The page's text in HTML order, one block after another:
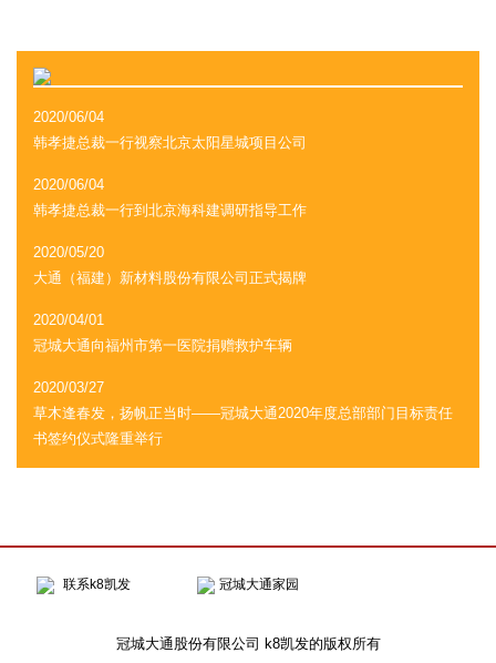
2020/06/04
韩孝捷总裁一行视察北京太阳星城项目公司
2020/06/04
韩孝捷总裁一行到北京海科建调研指导工作
2020/05/20
大通（福建）新材料股份有限公司正式揭牌
2020/04/01
冠城大通向福州市第一医院捐赠救护车辆
2020/03/27
草木逢春发，扬帆正当时——冠城大通2020年度总部部门目标责任
书签约仪式隆重举行
联系k8凯发 冠城大通家园
冠城大通股份有限公司 k8凯发的版权所有